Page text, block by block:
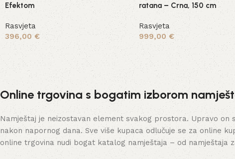
Efektom
Rasvjeta
396,00 €
Dodaj u košaricu
ratana – Crna, 150 cm
Rasvjeta
999,00 €
Dodaj u košaricu
Online trgovina s bogatim izborom
Namještaj je neizostavan element svakog prostora. Upravo
nakon napornog dana. Sve više kupaca odlučuje se za online
online trgovina nudi bogat katalog namještaja – od namještaja